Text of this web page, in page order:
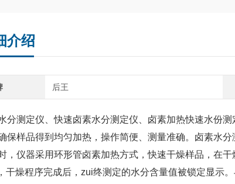
介绍
后王
分测定仪、快速卤素水分测定仪、卤素加热快速水份
保样品得到均匀加热，操作简便、测量准确。卤素水
，仪器采用环形管卤素加热方式，快速干燥样品，在
干燥程序完成后，zui终测定的水分含量值被锁定显示